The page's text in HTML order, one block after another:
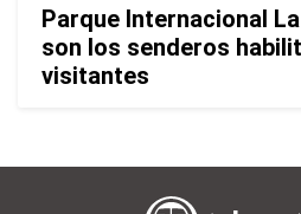
Parque Internacional
son los senderos
visitantes